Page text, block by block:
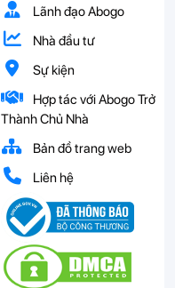
Lãnh đạo Abogo
Nhà đầu tư
Sự kiện
Hợp tác với Abogo Trở
Thành Chủ Nhà
Bản đồ trang web
Liên hệ